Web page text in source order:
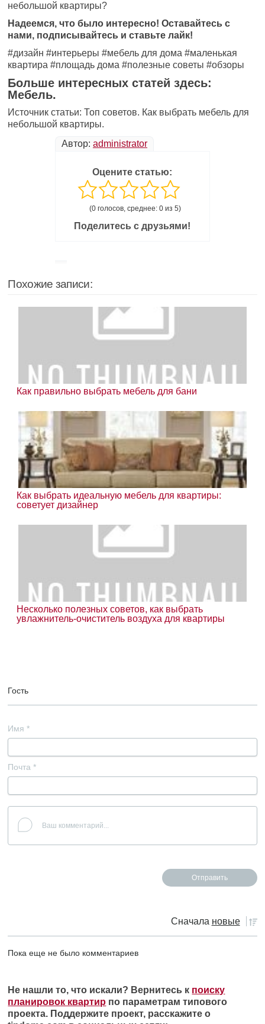
небольшой квартиры?
Надеемся, что было интересно! Оставайтесь с
нами, подписывайтесь и ставьте лайк!
#дизайн #интерьеры #мебель для дома #маленькая
квартира #площадь дома #полезные советы #обзоры
Больше интересных статей здесь:
Мебель.
Источник статьи: Топ советов. Как выбрать мебель для
небольшой квартиры.
Автор: administrator
Оцените статью:
(0 голосов, среднее: 0 из 5)
Поделитесь с друзьями!
Похожие записи:
Как правильно выбрать мебель для бани
Как выбрать идеальную мебель для квартиры:
советует дизайнер
Несколько полезных советов, как выбрать
увлажнитель-очиститель воздуха для квартиры
Гость
Имя *
Почта *
Сначала новые
Пока еще не было комментариев
Не нашли то, что искали? Вернитесь к поиску
планировок квартир по параметрам типового
проекта. Поддержите проект, расскажите о